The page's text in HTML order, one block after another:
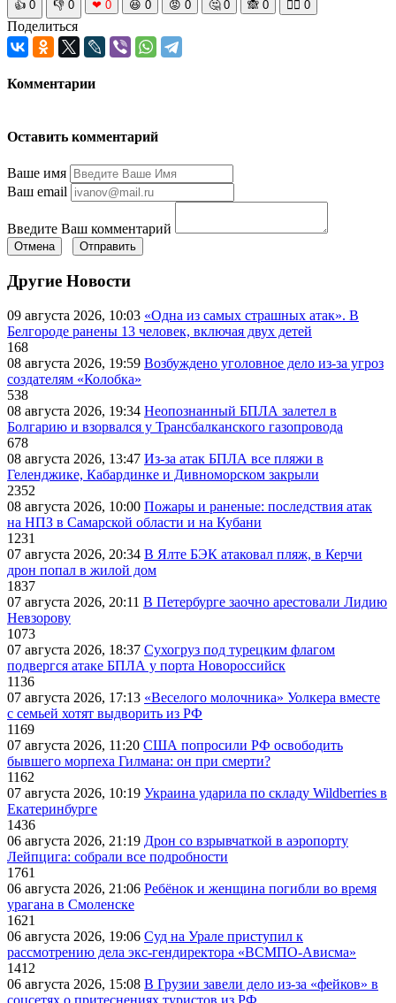
👍 0 👎 0 ❤ 0 😆 0 😡 0 🤔 0 🙈 0 🧘‍♀️ 0
Поделиться
Комментарии
Оставить комментарий
Ваше имя
Ваш email
Введите Ваш комментарий
Отмена Отправить
Другие Новости
09 августа 2026, 10:03 «Одна из самых страшных атак». В
Белгороде ранены 13 человек, включая двух детей
168
08 августа 2026, 19:59 Возбуждено уголовное дело из-за угроз
создателям «Колобка»
538
08 августа 2026, 19:34 Неопознанный БПЛА залетел в
Болгарию и взорвался у Трансбалканского газопровода
678
08 августа 2026, 13:47 Из-за атак БПЛА все пляжи в
Геленджике, Кабардинке и Дивноморском закрыли
2352
08 августа 2026, 10:00 Пожары и раненые: последствия атак
на НПЗ в Самарской области и на Кубани
1231
07 августа 2026, 20:34 В Ялте БЭК атаковал пляж, в Керчи
дрон попал в жилой дом
1837
07 августа 2026, 20:11 В Петербурге заочно арестовали Лидию
Невзорову
1073
07 августа 2026, 18:37 Сухогруз под турецким флагом
подвергся атаке БПЛА у порта Новороссийск
1136
07 августа 2026, 17:13 «Веселого молочника» Уолкера вместе
с семьей хотят выдворить из РФ
1169
07 августа 2026, 11:20 США попросили РФ освободить
бывшего морпеха Гилмана: он при смерти?
1162
07 августа 2026, 10:19 Украина ударила по складу Wildberries в
Екатеринбурге
1436
06 августа 2026, 21:19 Дрон со взрывчаткой в аэропорту
Лейпцига: собрали все подробности
1761
06 августа 2026, 21:06 Ребёнок и женщина погибли во время
урагана в Смоленске
1621
06 августа 2026, 19:06 Суд на Урале приступил к
рассмотрению дела экс-гендиректора «ВСМПО-Ависма»
1412
06 августа 2026, 15:08 В Грузии завели дело из-за «фейков» в
соцсетях о притеснениях туристов из РФ